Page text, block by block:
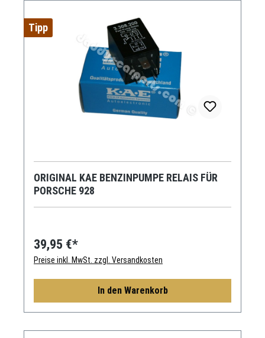
Tipp
ORIGINAL KAE BENZINPUMPE RELAIS FÜR
PORSCHE 928
39,95 €*
Preise inkl. MwSt. zzgl. Versandkosten
In den Warenkorb